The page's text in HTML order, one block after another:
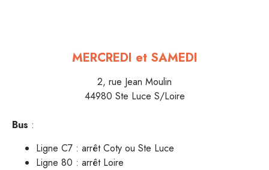
MERCREDI et SAMEDI
2, rue Jean Moulin
44980 Ste Luce S/Loire
Bus :
Ligne C7 : arrêt Coty ou Ste Luce
Ligne 80 : arrêt Loire